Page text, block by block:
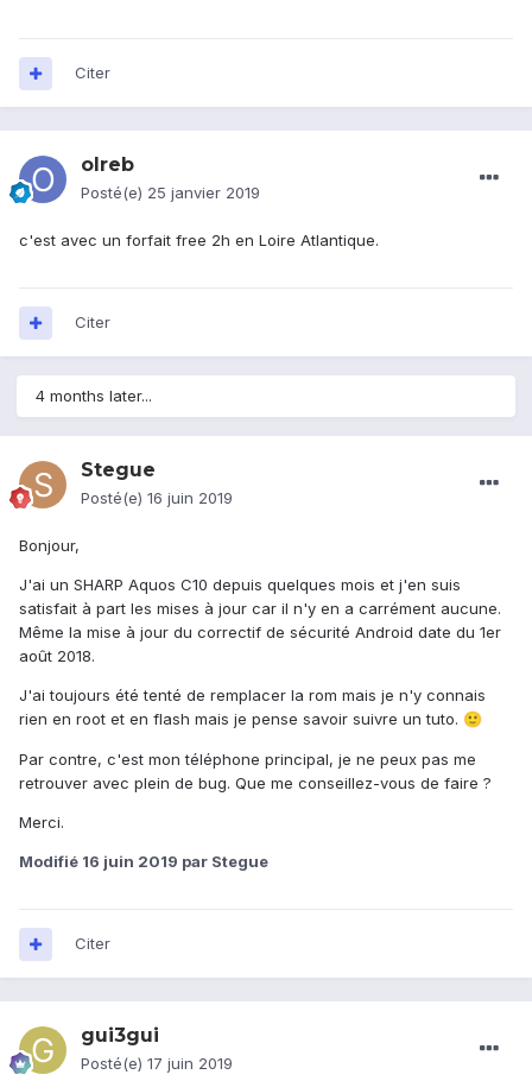
Citer
olreb
Posté(e) 25 janvier 2019
c'est avec un forfait free 2h en Loire Atlantique.
Citer
4 months later...
Stegue
Posté(e) 16 juin 2019
Bonjour,
J'ai un SHARP Aquos C10 depuis quelques mois et j'en suis
satisfait à part les mises à jour car il n'y en a carrément aucune.
Même la mise à jour du correctif de sécurité Android date du 1er
août 2018.
J'ai toujours été tenté de remplacer la rom mais je n'y connais
rien en root et en flash mais je pense savoir suivre un tuto. 🙂
Par contre, c'est mon téléphone principal, je ne peux pas me
retrouver avec plein de bug. Que me conseillez-vous de faire ?
Merci.
Modifié 16 juin 2019 par Stegue
Citer
gui3gui
Posté(e) 17 juin 2019